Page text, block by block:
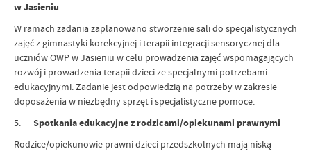
w Jasieniu
W ramach zadania zaplanowano stworzenie sali do specjalistycznych
zajęć z gimnastyki korekcyjnej i terapii integracji sensorycznej dla
uczniów OWP w Jasieniu w celu prowadzenia zajęć wspomagających
rozwój i prowadzenia terapii dzieci ze specjalnymi potrzebami
edukacyjnymi. Zadanie jest odpowiedzią na potrzeby w zakresie
doposażenia w niezbędny sprzęt i specjalistyczne pomoce.
5. Spotkania edukacyjne z rodzicami/opiekunami prawnymi
Rodzice/opiekunowie prawni dzieci przedszkolnych mają niską